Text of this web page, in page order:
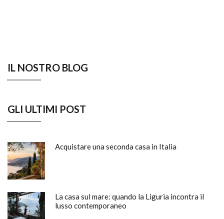
IL NOSTRO BLOG
GLI ULTIMI POST
Acquistare una seconda casa in Italia
La casa sul mare: quando la Liguria incontra il
lusso contemporaneo